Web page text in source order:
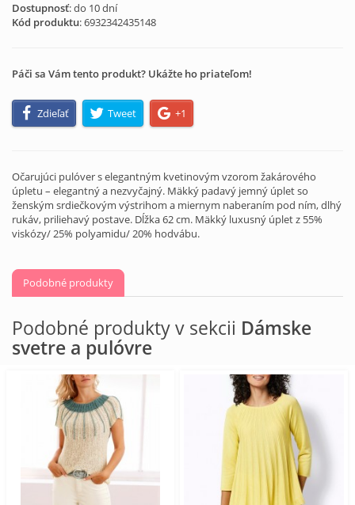
Dostupnosť: do 10 dní
Kód produktu:6932342435148
Páči sa Vám tento produkt? Ukážte ho priateľom!
Zdieľať Tweet +1
Očarujúci pulóver s elegantným kvetinovým vzorom žakárového
úpletu – elegantný a nezvyčajný. Mäkký padavý jemný úplet so
ženským srdiečkovým výstrihom a miernym naberaním pod ním, dlhý
rukáv, priliehavý postave. Dĺžka 62 cm. Mäkký luxusný úplet z 55%
viskózy/ 25% polyamidu/ 20% hodvábu.
Podobné produkty
Podobné produkty v sekcii Dámske
svetre a pulóvre